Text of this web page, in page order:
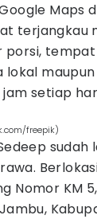
Maps
terjangkau
porsi,
setiap
freepik)
sudah
Nomor KM